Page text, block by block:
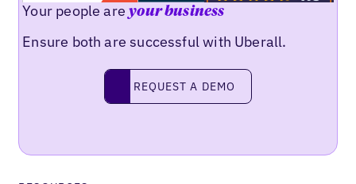
Your people areyour business
Ensure both are successful with Uberall.
Request a demo
REQUEST A DEMO